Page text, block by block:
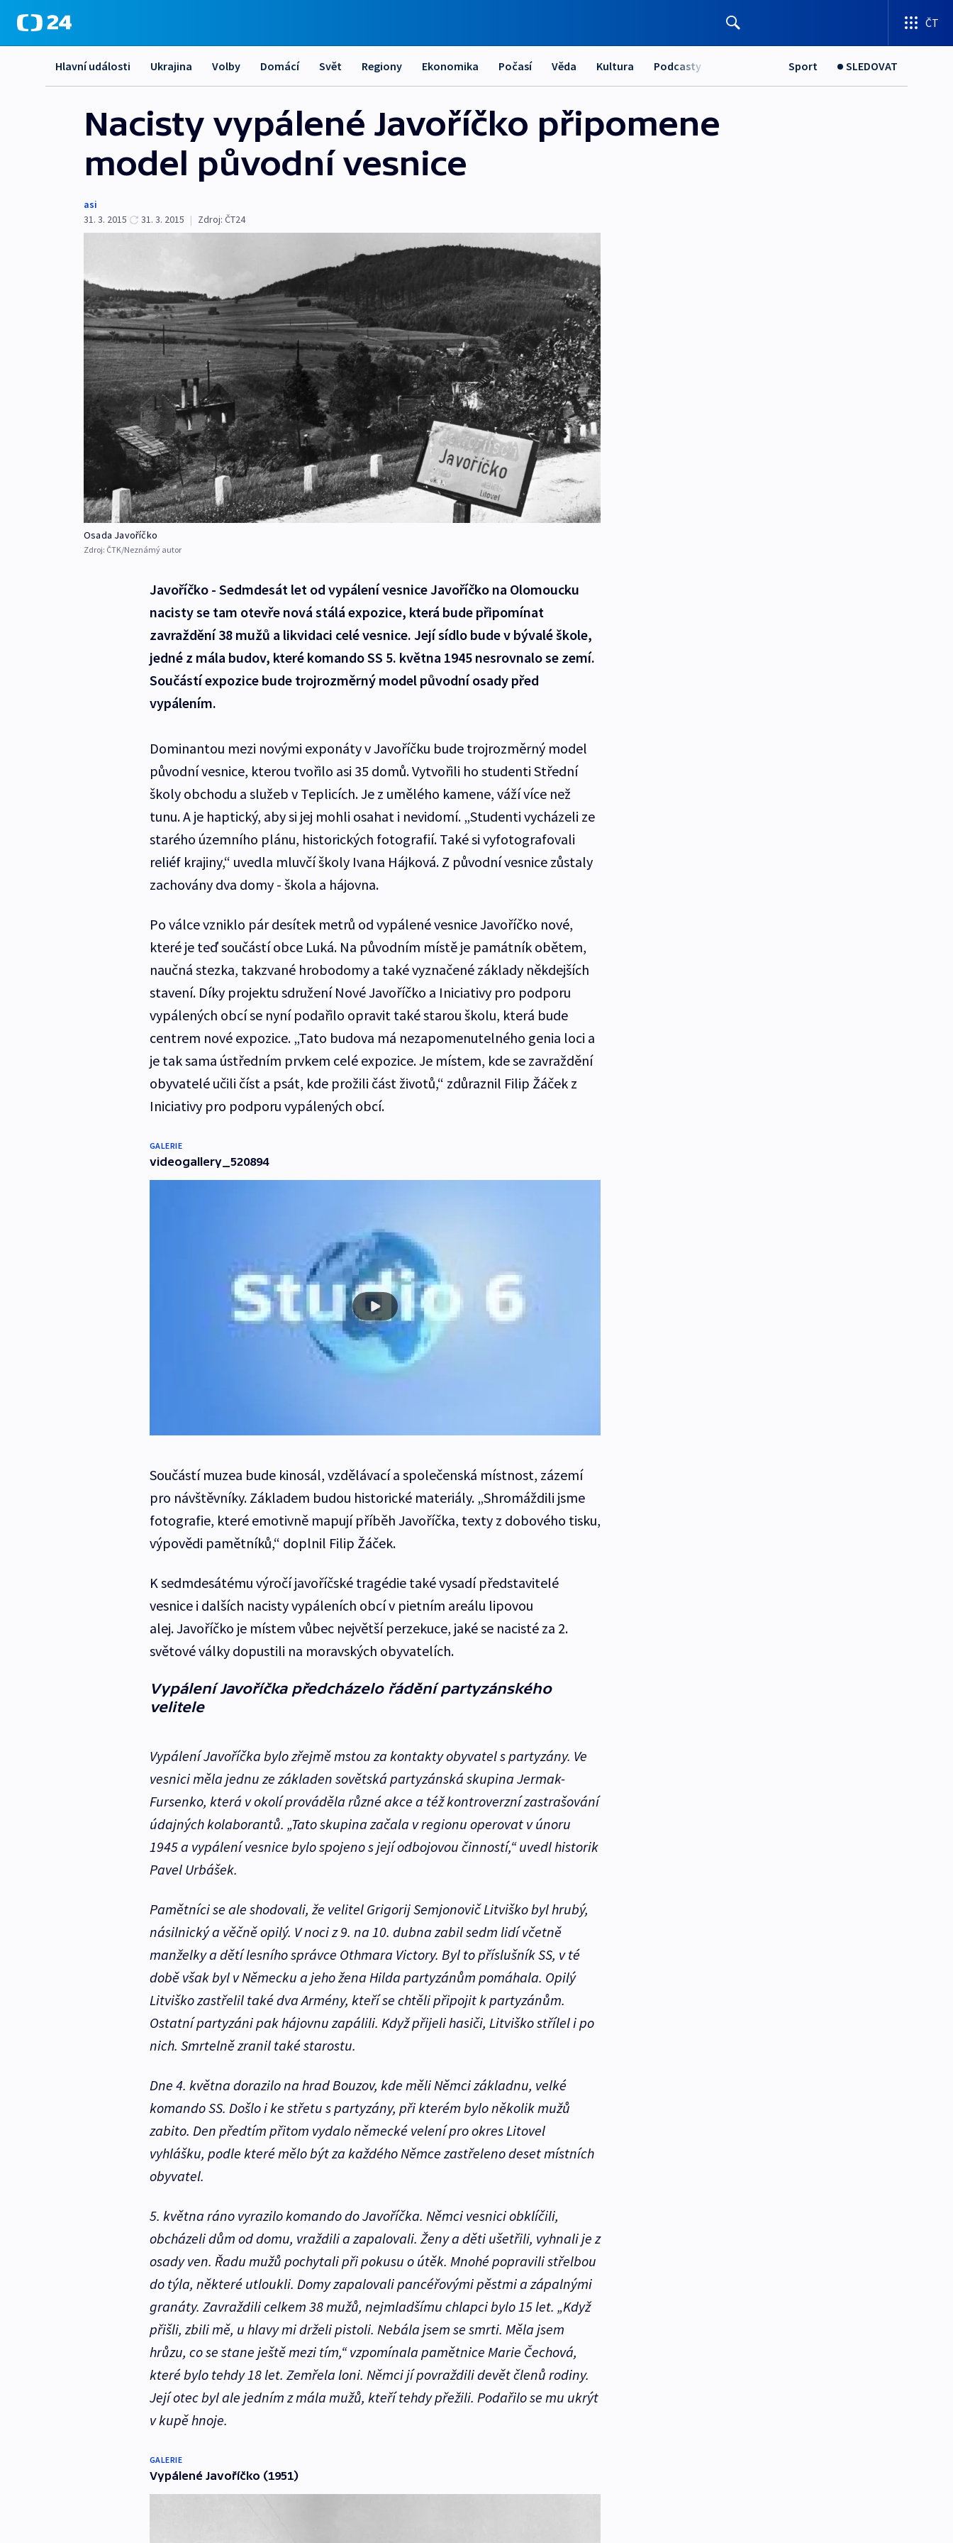
ČT
Hlavní události Ukrajina Volby Domácí Svět Regiony Ekonomika Počasí Věda Kultura Podcasty Sport SLEDOVAT
Nacisty vypálené Javoříčko připomene
model původní vesnice
asi
31. 3. 2015
31. 3. 2015 | Zdroj: ČT24
Osada Javoříčko
Zdroj: ČTK/Neznámý autor
Javoříčko - Sedmdesát let od vypálení vesnice Javoříčko na Olomoucku
nacisty se tam otevře nová stálá expozice, která bude připomínat
zavraždění 38 mužů a likvidaci celé vesnice. Její sídlo bude v bývalé škole,
jedné z mála budov, které komando SS 5. května 1945 nesrovnalo se zemí.
Součástí expozice bude trojrozměrný model původní osady před
vypálením.
Dominantou mezi novými exponáty v Javoříčku bude trojrozměrný model
původní vesnice, kterou tvořilo asi 35 domů. Vytvořili ho studenti Střední
školy obchodu a služeb v Teplicích. Je z umělého kamene, váží více než
tunu. A je haptický, aby si jej mohli osahat i nevidomí. „Studenti vycházeli ze
starého územního plánu, historických fotografií. Také si vyfotografovali
reliéf krajiny,“ uvedla mluvčí školy Ivana Hájková. Z původní vesnice zůstaly
zachovány dva domy - škola a hájovna.
Po válce vzniklo pár desítek metrů od vypálené vesnice Javoříčko nové,
které je teď součástí obce Luká. Na původním místě je památník obětem,
naučná stezka, takzvané hrobodomy a také vyznačené základy někdejších
stavení. Díky projektu sdružení Nové Javoříčko a Iniciativy pro podporu
vypálených obcí se nyní podařilo opravit také starou školu, která bude
centrem nové expozice. „Tato budova má nezapomenutelného genia loci a
je tak sama ústředním prvkem celé expozice. Je místem, kde se zavraždění
obyvatelé učili číst a psát, kde prožili část životů,“ zdůraznil Filip Žáček z
Iniciativy pro podporu vypálených obcí.
GALERIE
videogallery_520894
Součástí muzea bude kinosál, vzdělávací a společenská místnost, zázemí
pro návštěvníky. Základem budou historické materiály. „Shromáždili jsme
fotografie, které emotivně mapují příběh Javoříčka, texty z dobového tisku,
výpovědi pamětníků,“ doplnil Filip Žáček.
K sedmdesátému výročí javoříčské tragédie také vysadí představitelé
vesnice i dalších nacisty vypáleních obcí v pietním areálu lipovou
alej. Javoříčko je místem vůbec největší perzekuce, jaké se nacisté za 2.
světové války dopustili na moravských obyvatelích.
Vypálení Javoříčka předcházelo řádění partyzánského
velitele
Vypálení Javoříčka bylo zřejmě mstou za kontakty obyvatel s partyzány. Ve
vesnici měla jednu ze základen sovětská partyzánská skupina Jermak-
Fursenko, která v okolí prováděla různé akce a též kontroverzní zastrašování
údajných kolaborantů. „Tato skupina začala v regionu operovat v únoru
1945 a vypálení vesnice bylo spojeno s její odbojovou činností,“ uvedl historik
Pavel Urbášek.
Pamětníci se ale shodovali, že velitel Grigorij Semjonovič Litviško byl hrubý,
násilnický a věčně opilý. V noci z 9. na 10. dubna zabil sedm lidí včetně
manželky a dětí lesního správce Othmara Victory. Byl to příslušník SS, v té
době však byl v Německu a jeho žena Hilda partyzánům pomáhala. Opilý
Litviško zastřelil také dva Armény, kteří se chtěli připojit k partyzánům.
Ostatní partyzáni pak hájovnu zapálili. Když přijeli hasiči, Litviško střílel i po
nich. Smrtelně zranil také starostu.
Dne 4. května dorazilo na hrad Bouzov, kde měli Němci základnu, velké
komando SS. Došlo i ke střetu s partyzány, při kterém bylo několik mužů
zabito. Den předtím přitom vydalo německé velení pro okres Litovel
vyhlášku, podle které mělo být za každého Němce zastřeleno deset místních
obyvatel.
5. května ráno vyrazilo komando do Javoříčka. Němci vesnici obklíčili,
obcházeli dům od domu, vraždili a zapalovali. Ženy a děti ušetřili, vyhnali je z
osady ven. Řadu mužů pochytali při pokusu o útěk. Mnohé popravili střelbou
do týla, některé utloukli. Domy zapalovali pancéřovými pěstmi a zápalnými
granáty. Zavraždili celkem 38 mužů, nejmladšímu chlapci bylo 15 let. „Když
přišli, zbili mě, u hlavy mi drželi pistoli. Nebála jsem se smrti. Měla jsem
hrůzu, co se stane ještě mezi tím,“ vzpomínala pamětnice Marie Čechová,
které bylo tehdy 18 let. Zemřela loni. Němci jí povraždili devět členů rodiny.
Její otec byl ale jedním z mála mužů, kteří tehdy přežili. Podařilo se mu ukrýt
v kupě hnoje.
GALERIE
Vypálené Javoříčko (1951)